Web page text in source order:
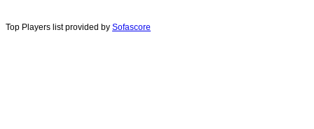
Top Players list provided by Sofascore